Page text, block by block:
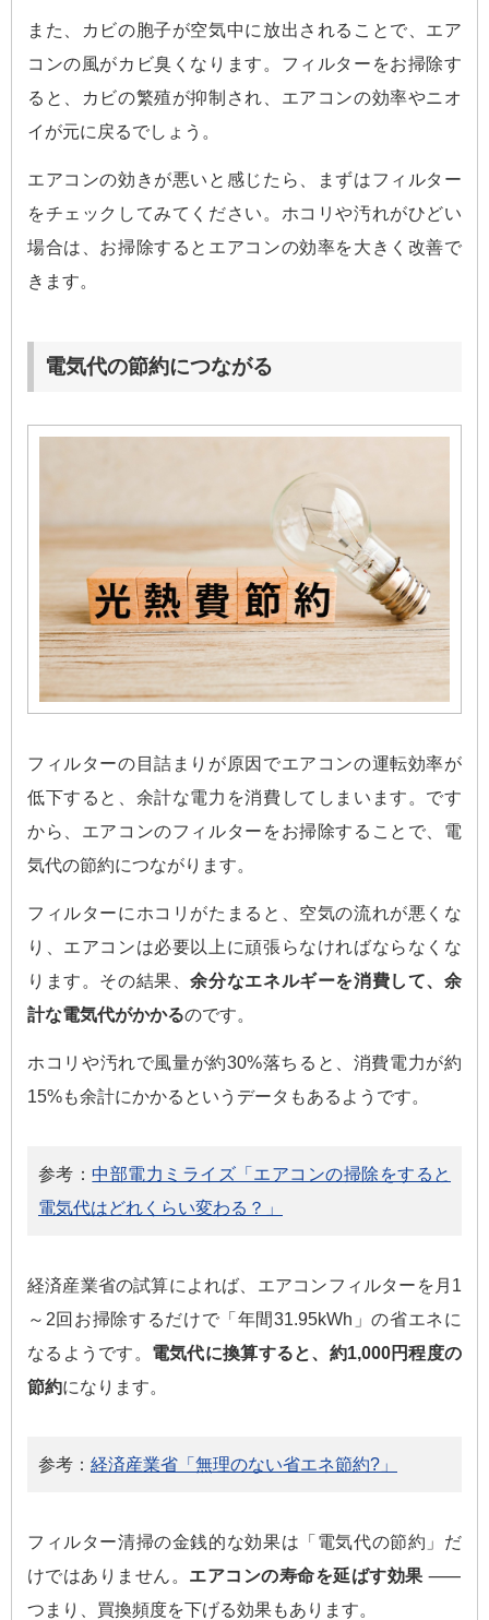
また、カビの胞子が空気中に放出されることで、エア
コンの風がカビ臭くなります。フィルターをお掃除す
ると、カビの繁殖が抑制され、エアコンの効率やニオ
イが元に戻るでしょう。
エアコンの効きが悪いと感じたら、まずはフィルター
をチェックしてみてください。ホコリや汚れがひどい
場合は、お掃除するとエアコンの効率を大きく改善で
きます。
電気代の節約につながる
フィルターの目詰まりが原因でエアコンの運転効率が
低下すると、余計な電力を消費してしまいます。です
から、エアコンのフィルターをお掃除することで、電
気代の節約につながります。
フィルターにホコリがたまると、空気の流れが悪くな
り、エアコンは必要以上に頑張らなければならなくな
ります。その結果、余分なエネルギーを消費して、余
計な電気代がかかるのです。
ホコリや汚れで風量が約30%落ちると、消費電力が約
15%も余計にかかるというデータもあるようです。
参考：中部電力ミライズ「エアコンの掃除をすると
電気代はどれくらい変わる？」
経済産業省の試算によれば、エアコンフィルターを月1
～2回お掃除するだけで「年間31.95kWh」の省エネに
なるようです。 電気代に換算すると、約1,000円程度の
節約になります。
参考： 経済産業省「無理のない省エネ節約?」
フィルター清掃の金銭的な効果は「電気代の節約」だ
けではありません。 エアコンの寿命を延ばす効果 ⸺
つまり、買換頻度を下げる効果もあります。